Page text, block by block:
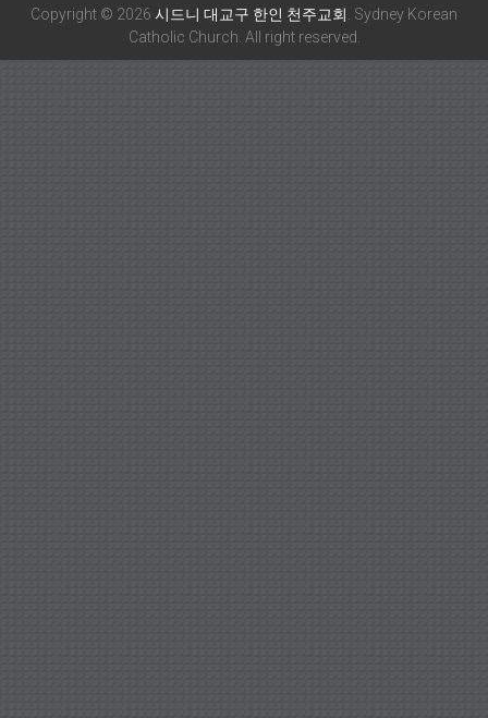
Copyright © 2026 시드니 대교구 한인 천주교회 . Sydney Korean
Catholic Church. All right reserved.